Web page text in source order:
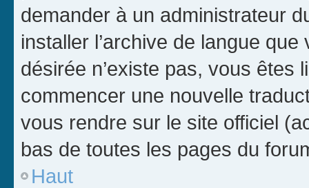
demander à un administrateur
installer l’archive de langue
désirée n’existe pas, vous êtes
commencer une nouvelle
vous rendre sur le site officiel
bas de toutes les pages du
Haut